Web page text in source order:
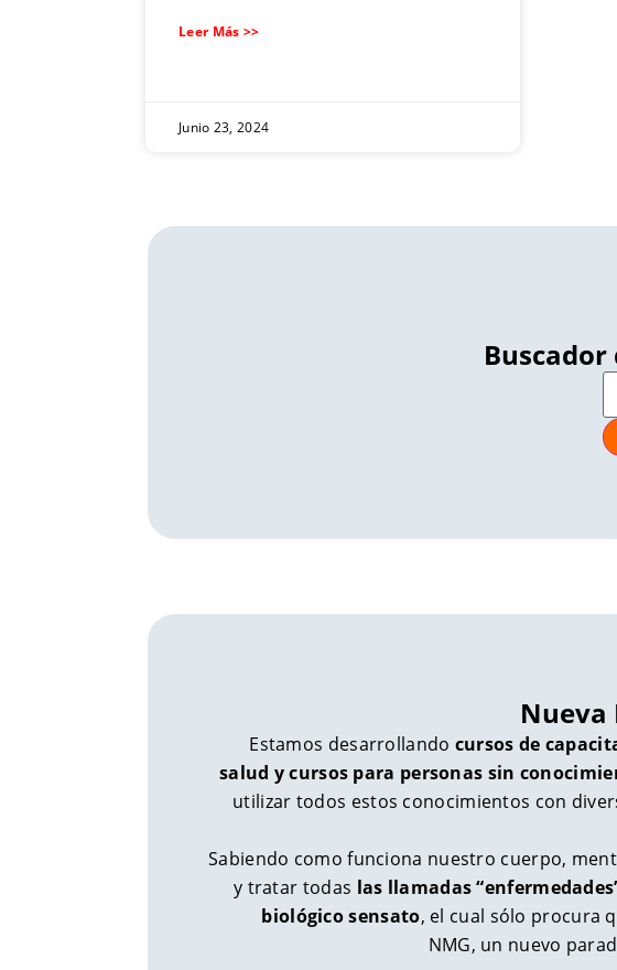
Leer Más >>
Junio 23, 2024
Nueva
Estamos desarrollando cursos de
salud y cursos para personas sin
utilizar todos estos conocimientos con
Sabiendo como funciona nuestro cuerpo,
y tratar todas las llamadas
biológico sensato, el cual sólo procura
NMG, un nuevo